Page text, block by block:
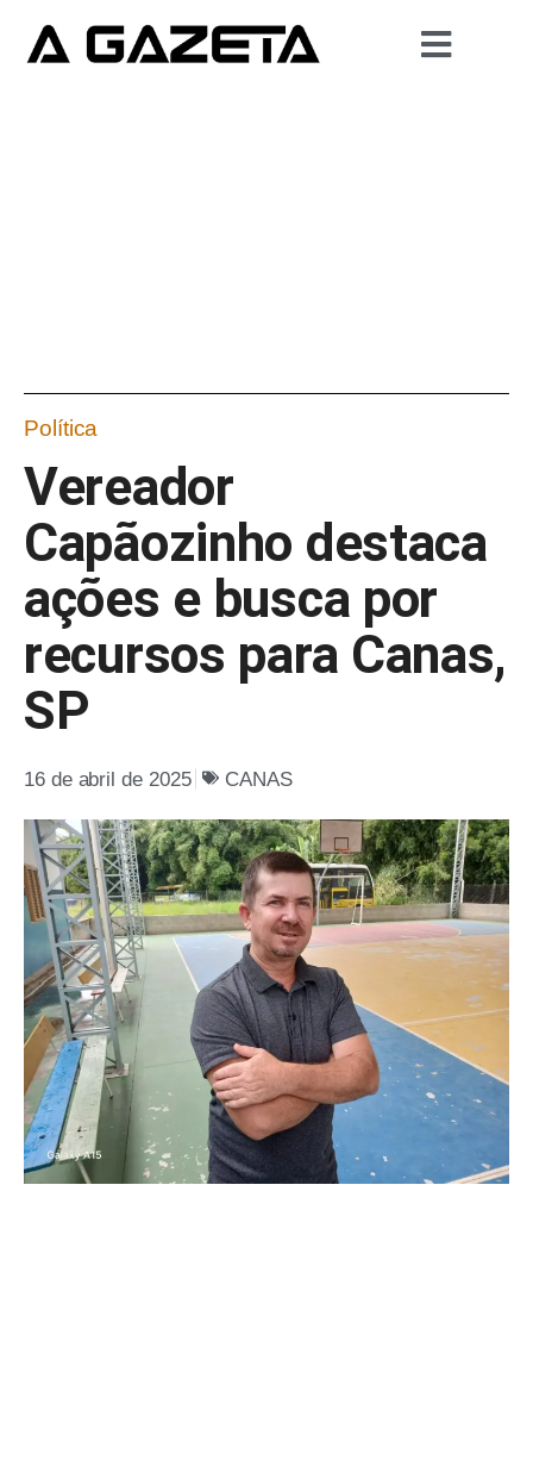
Política
Vereador
Capãozinho destaca
ações e busca por
recursos para Canas,
SP
16 de abril de 2025 CANAS